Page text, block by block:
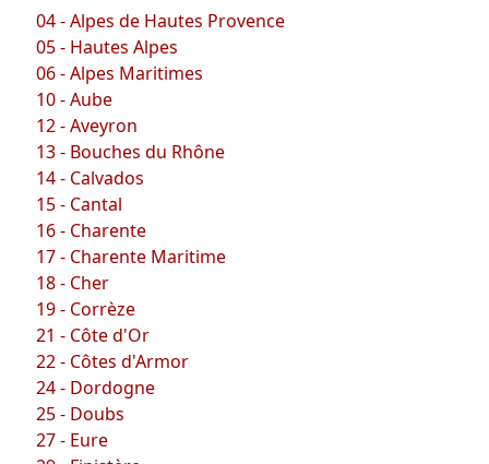
04 - Alpes de Hautes Provence
05 - Hautes Alpes
06 - Alpes Maritimes
10 - Aube
12 - Aveyron
13 - Bouches du Rhône
14 - Calvados
15 - Cantal
16 - Charente
17 - Charente Maritime
18 - Cher
19 - Corrèze
21 - Côte d'Or
22 - Côtes d'Armor
24 - Dordogne
25 - Doubs
27 - Eure